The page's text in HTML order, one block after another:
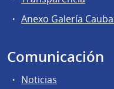
Anexo Galería
Comunicación
Noticias